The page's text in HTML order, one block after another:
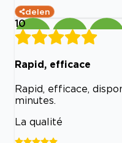
delen
10
Rapid, efficace
Rapid, efficace,
minutes.
La qualité